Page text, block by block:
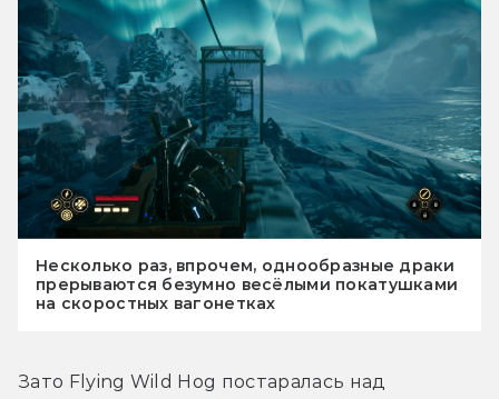
Несколько раз, впрочем, однообразные драки
прерываются безумно весёлыми покатушками
на скоростных вагонетках
Зато Flying Wild Hog постаралась над